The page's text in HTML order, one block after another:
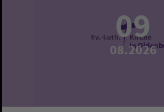
09
08.2026